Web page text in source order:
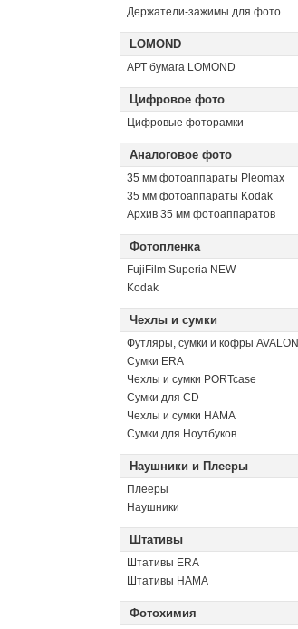
Держатели-зажимы для фото
LOMOND
АРТ бумага LOMOND
Цифровое фото
Цифровые фоторамки
Аналоговое фото
35 мм фотоаппараты Pleomax
35 мм фотоаппараты Kodak
Архив 35 мм фотоаппаратов
Фотопленка
FujiFilm Superia NEW
Kodak
Чехлы и сумки
Футляры, сумки и кофры AVALON
Сумки ERA
Чехлы и сумки PORTcase
Сумки для CD
Чехлы и сумки HAMA
Сумки для Ноутбуков
Наушники и Плееры
Плееры
Наушники
Штативы
Штативы ERA
Штативы HAMA
Фотохимия